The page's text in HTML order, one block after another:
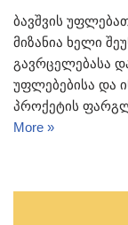
ბავშვის
მიზანია ხელი
გავრცელებასა
უფლებებისა და
პროქეტის
More »